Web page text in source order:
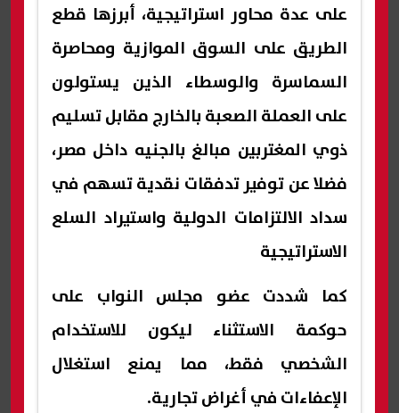
على عدة محاور استراتيجية، أبرزها ​قطع
الطريق على السوق الموازية ومحاصرة
السماسرة والوسطاء الذين يستولون
على العملة الصعبة بالخارج مقابل تسليم
ذوي المغتربين مبالغ بالجنيه داخل مصر،
فضلا عن توفير تدفقات نقدية تسهم في
سداد الالتزامات الدولية واستيراد السلع
الاستراتيجية
كما شددت عضو مجلس النواب على
حوكمة الاستثناء ليكون للاستخدام
الشخصي فقط، مما يمنع استغلال
الإعفاءات في أغراض تجارية.